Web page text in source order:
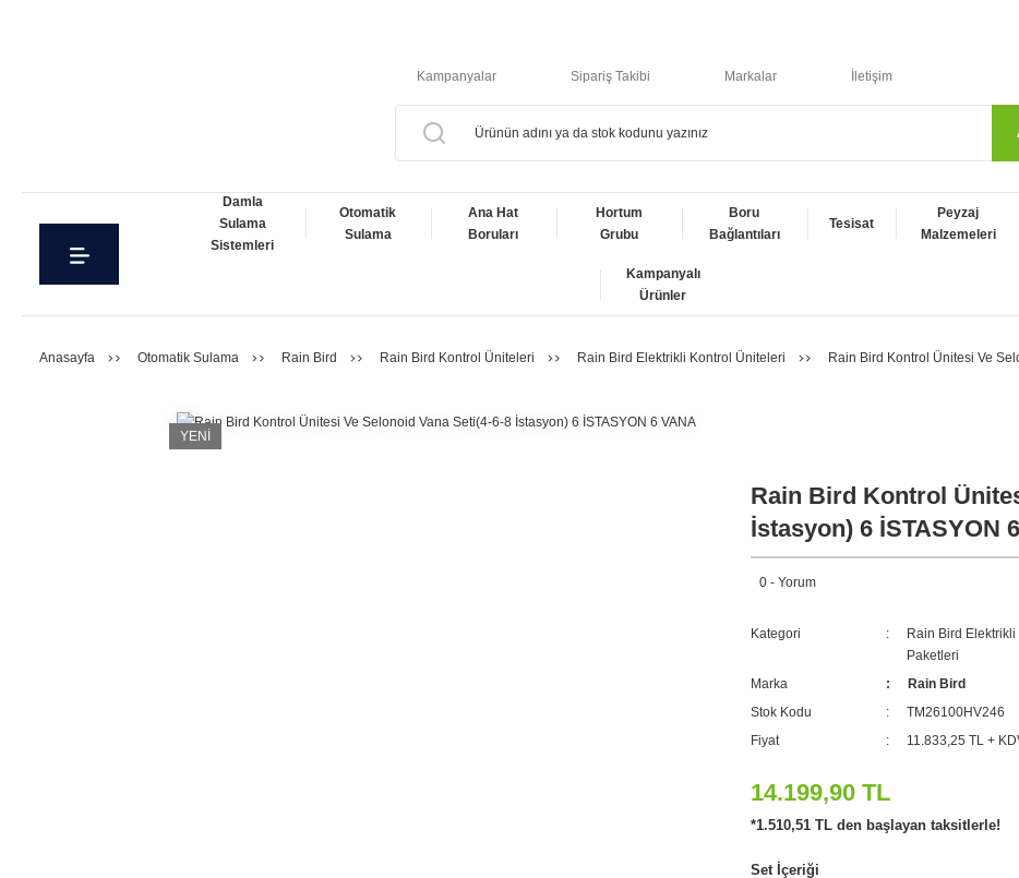
Kampanyalar Sipariş Takibi Markalar İletişim
Damla
Sulama
Sistemleri
Otomatik
Sulama
Ana Hat
Boruları
Hortum
Grubu
Boru
Bağlantıları
Tesisat
Peyzaj
Malzemeleri
Kampanyalı
Ürünler
Anasayfa Otomatik Sulama Rain Bird Rain Bird Kontrol Üniteleri Rain Bird Elektrikli Kontrol Üniteleri Rain Bird Kontrol Ünitesi Ve
YENİ
Rain Bird Kontrol
İstasyon) 6 İSTASYON
0 - Yorum
Kategori Rain Bird
Paketleri
Marka
Rain Bird
Stok Kodu
TM26100HV246
Fiyat
11.833,25 TL +
14.199,90 TL
*1.510,51 TL den başlayan taksitlerle!
Set İçeriği